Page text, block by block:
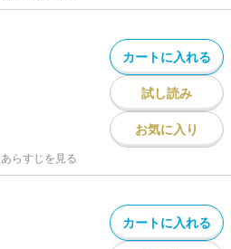
カートに入れる
試し読み
お気に入り
あらすじを見る
カートに入れる